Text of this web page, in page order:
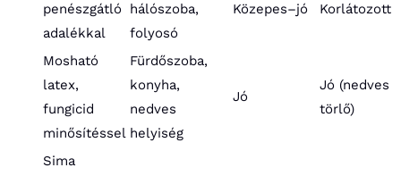
penészgátló
adalékkal
hálószoba,
folyosó
Közepes–jó Korlátozott
Mosható
latex,
fungicid
minősítéssel
Fürdőszoba,
konyha,
nedves
helyiség
Jó
Jó (nedves
törlő)
Sima